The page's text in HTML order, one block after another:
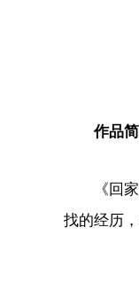
作品
《回家：
找的经历